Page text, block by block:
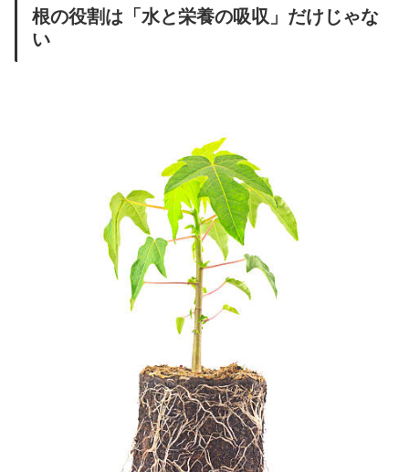
根の役割は「水と栄養の吸収」だけじゃな
い